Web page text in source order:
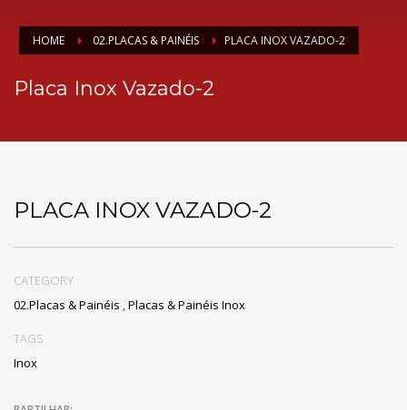
HOME 02.PLACAS & PAINÉIS PLACA INOX VAZADO-2
Placa Inox Vazado-2
PLACA INOX VAZADO-2
CATEGORY
02.Placas & Painéis ,Placas & Painéis Inox
TAGS
Inox